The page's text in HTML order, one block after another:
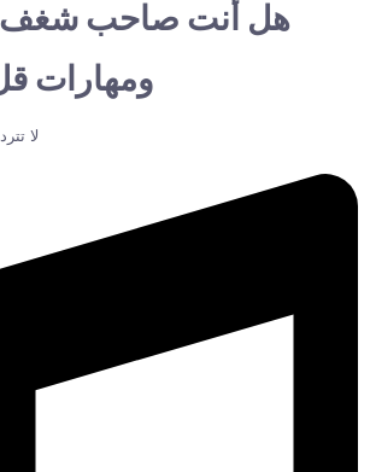
هل أنت صاحب شغف
ومهارات
لا